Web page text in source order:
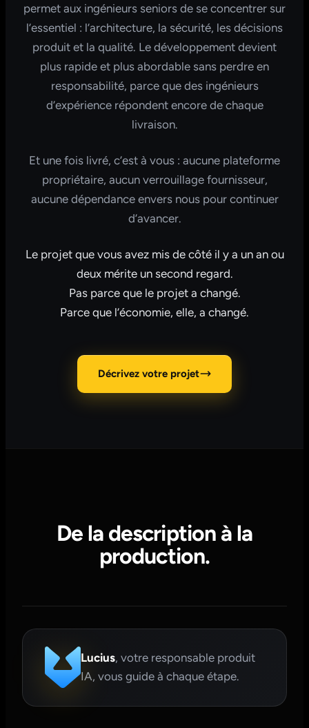
permet aux ingénieurs seniors de se concentrer sur
l’essentiel : l’architecture, la sécurité, les décisions
produit et la qualité. Le développement devient
plus rapide et plus abordable sans perdre en
responsabilité, parce que des ingénieurs
d’expérience répondent encore de chaque
livraison.
Et une fois livré, c’est à vous : aucune plateforme
propriétaire, aucun verrouillage fournisseur,
aucune dépendance envers nous pour continuer
d’avancer.
Le projet que vous avez mis de côté il y a un an ou
deux mérite un second regard.
Pas parce que le projet a changé.
Parce que l’économie, elle, a changé.
Décrivez votre projet
De la description à la
production.
Lucius, votre responsable produit
IA, vous guide à chaque étape.